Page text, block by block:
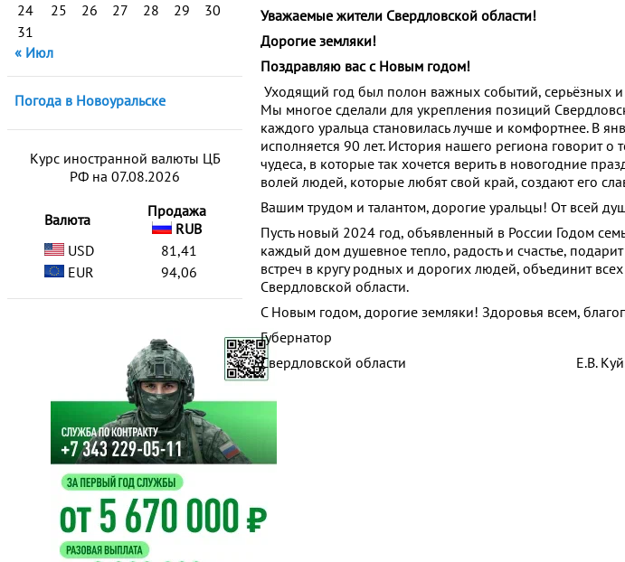
24
25 26 27 28 29
30
31
« Июл
Погода в Новоуральске
Курс иностранной валюты ЦБ
РФ на 07.08.2026
Валюта
Продажа
RUB
USD
81,41
EUR
94,06
Уважаемые жители Свердловской области!
Дорогие земляки!
Поздравляю вас с Новым годом!
Уходящий год был полон важных событий, серьёзных
Мы многое сделали для укрепления позиций
каждого уральца становилась лучше и комфортнее. В
исполняется 90 лет. История нашего региона говорит о
чудеса, в которые так хочется верить в новогодние
волей людей, которые любят свой край, создают его
Вашим трудом и талантом, дорогие уральцы! От всей
Пусть новый 2024 год, объявленный в России Годом
каждый дом душевное тепло, радость и счастье,
встреч в кругу родных и дорогих людей, объединит
Свердловской области.
С Новым годом, дорогие земляки! Здоровья всем,
Губернатор
Свердловской области Е.В.